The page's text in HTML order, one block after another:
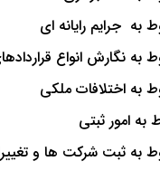
به جرایم رایانه ای
به نگارش انواع
به اختلافات ملکی
به امور ثبتی
به ثبت شرکت ها و